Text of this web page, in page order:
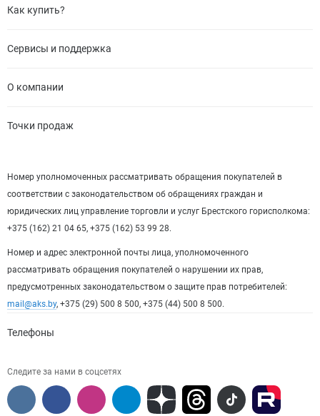
Как купить?
Сервисы и поддержка
О компании
Точки продаж
Номер уполномоченных рассматривать обращения покупателей в
соответствии с законодательством об обращениях граждан и
юридических лиц управление торговли и услуг Брестского горисполкома:
+375 (162) 21 04 65, +375 (162) 53 99 28.
Номер и адрес электронной почты лица, уполномоченного
рассматривать обращения покупателей о нарушении их прав,
предусмотренных законодательством о защите прав потребителей:
mail@aks.by, +375 (29) 500 8 500, +375 (44) 500 8 500.
Телефоны
Следите за нами в соцсетях